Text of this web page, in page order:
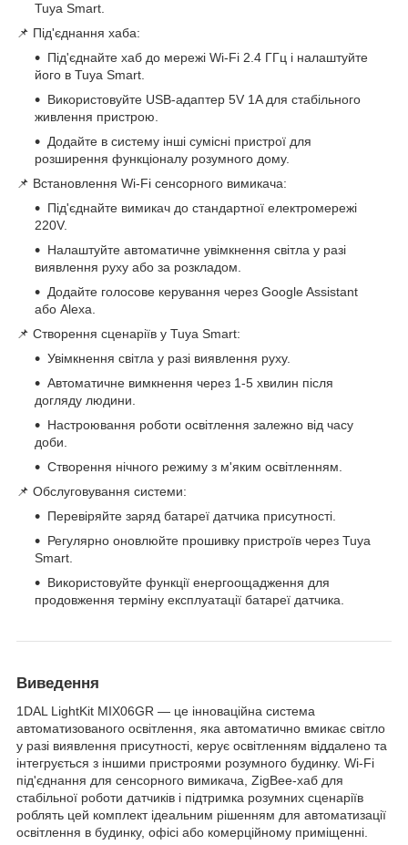
Tuya Smart.
📌 Під'єднання хаба:
Під'єднайте хаб до мережі Wi-Fi 2.4 ГГц і налаштуйте
його в Tuya Smart.
Використовуйте USB-адаптер 5V 1A для стабільного
живлення пристрою.
Додайте в систему інші сумісні пристрої для
розширення функціоналу розумного дому.
📌 Встановлення Wi-Fi сенсорного вимикача:
Під'єднайте вимикач до стандартної електромережі
220V.
Налаштуйте автоматичне увімкнення світла у разі
виявлення руху або за розкладом.
Додайте голосове керування через Google Assistant
або Alexa.
📌 Створення сценаріїв у Tuya Smart:
Увімкнення світла у разі виявлення руху.
Автоматичне вимкнення через 1-5 хвилин після
догляду людини.
Настроювання роботи освітлення залежно від часу
доби.
Створення нічного режиму з м'яким освітленням.
📌 Обслуговування системи:
Перевіряйте заряд батареї датчика присутності.
Регулярно оновлюйте прошивку пристроїв через Tuya
Smart.
Використовуйте функції енергоощадження для
продовження терміну експлуатації батареї датчика.
Виведення
1DAL LightKit MIX06GR — це інноваційна система
автоматизованого освітлення, яка автоматично вмикає світло
у разі виявлення присутності, керує освітленням віддалено та
інтегрується з іншими пристроями розумного будинку. Wi-Fi
під'єднання для сенсорного вимикача, ZigBee-хаб для
стабільної роботи датчиків і підтримка розумних сценаріїв
роблять цей комплект ідеальним рішенням для автоматизації
освітлення в будинку, офісі або комерційному приміщенні.